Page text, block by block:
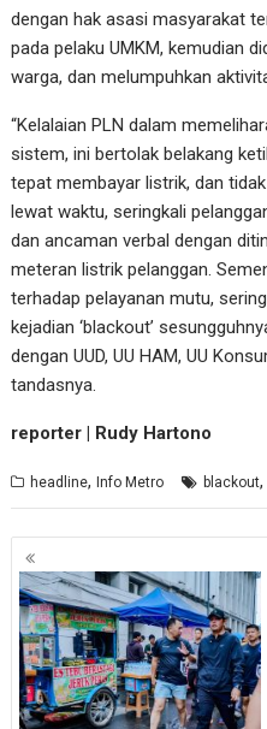
dengan hak asasi masyarakat
pada pelaku UMKM, kemudian
warga, dan melumpuhkan
“Kelalaian PLN dalam
sistem, ini bertolak belakang
tepat membayar listrik, dan
lewat waktu, seringkali
dan ancaman verbal dengan
meteran listrik pelanggan.
terhadap pelayanan mutu,
kejadian ‘blackout’
dengan UUD, UU HAM, UU
tandasnya.
reporter | Rudy Hartono
headline,Info Metro blackout
Navigasi
pos